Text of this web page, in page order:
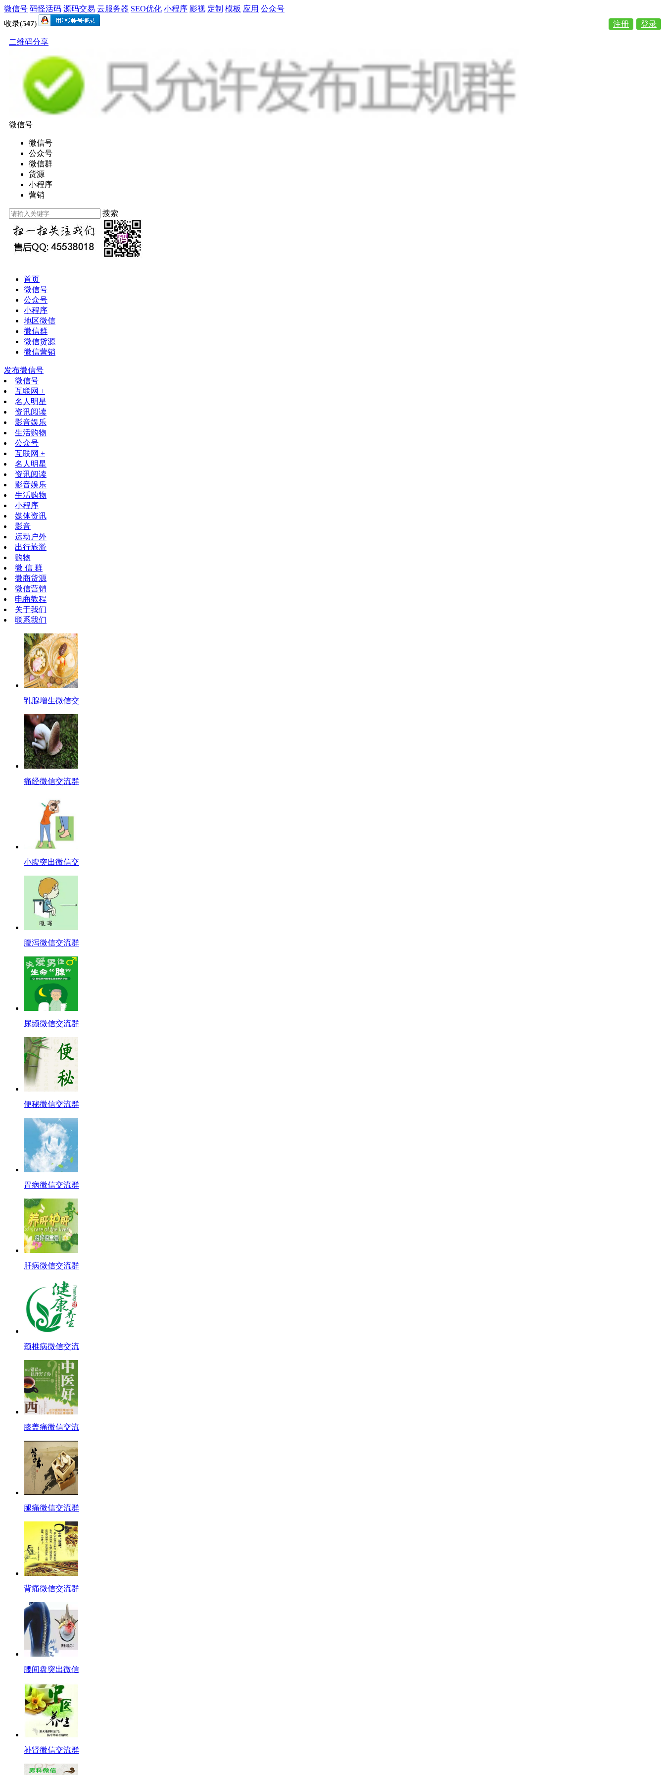
微信号 码怪活码 源码交易 云服务器 SEO优化 小程序 影视 定制 模板 应用 公众号
收录(547) 登录
注册
二维码分享
微信号
微信号
公众号
微信群
货源
小程序
营销
搜索
首页
微信号
公众号
小程序
地区微信
微信群
微信货源
微信营销
发布微信号
微信号
互联网 +
名人明星
资讯阅读
影音娱乐
生活购物
公众号
互联网 +
名人明星
资讯阅读
影音娱乐
生活购物
小程序
媒体资讯
影音
运动户外
出行旅游
购物
微 信 群
微商货源
微信营销
电商教程
关于我们
联系我们
乳腺增生微信交
痛经微信交流群
小腹突出微信交
腹泻微信交流群
尿频微信交流群
便秘微信交流群
胃病微信交流群
肝病微信交流群
颈椎病微信交流
膝盖痛微信交流
腿痛微信交流群
背痛微信交流群
腰间盘突出微信
补肾微信交流群